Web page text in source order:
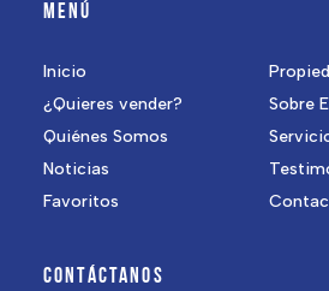
MENÚ
Inicio
¿Quieres vender?
Sobre
Quiénes Somos
Noticias
Favoritos
CONTÁCTANOS